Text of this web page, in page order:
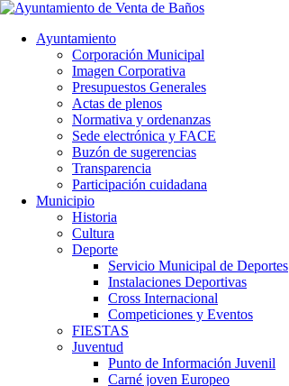
Ayuntamiento
Corporación Municipal
Imagen Corporativa
Presupuestos Generales
Actas de plenos
Normativa y ordenanzas
Sede electrónica y FACE
Buzón de sugerencias
Transparencia
Participación cuidadana
Municipio
Historia
Cultura
Deporte
Servicio Municipal de Deportes
Instalaciones Deportivas
Cross Internacional
Competiciones y Eventos
FIESTAS
Juventud
Punto de Información Juvenil
Carné joven Europeo